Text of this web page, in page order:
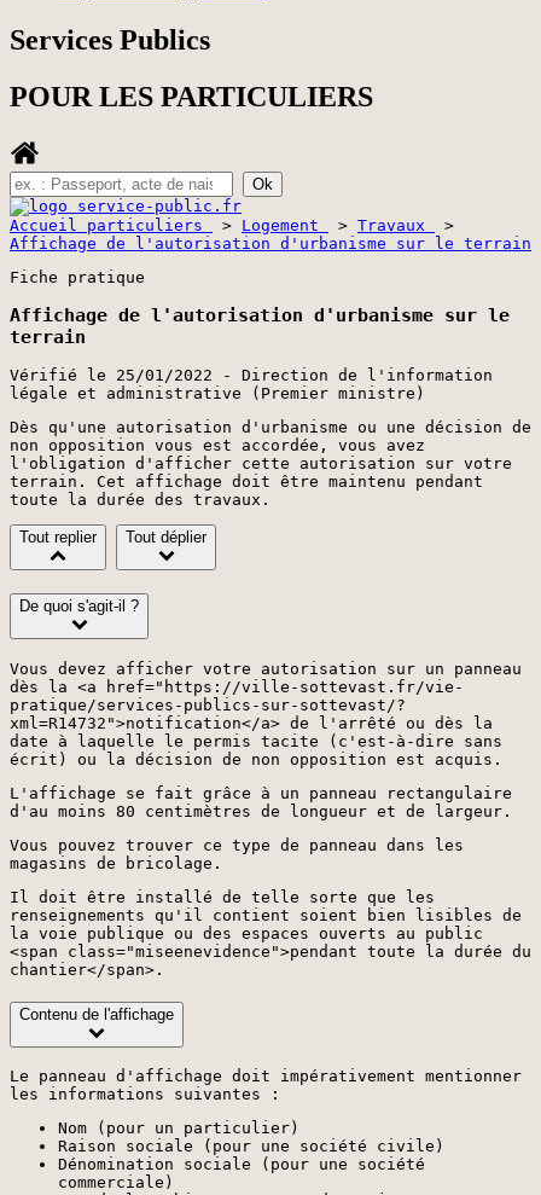
Services Publics
POUR LES PARTICULIERS
Accueil particuliers > Logement > Travaux
>
Affichage de l'autorisation d'urbanisme sur le terrain
Fiche pratique
Affichage de l'autorisation d'urbanisme sur le
terrain
Vérifié le 25/01/2022 - Direction de l'information
légale et administrative (Premier ministre)
Dès qu'une autorisation d'urbanisme ou une décision de
non opposition vous est accordée, vous avez
l'obligation d'afficher cette autorisation sur votre
terrain. Cet affichage doit être maintenu pendant
toute la durée des travaux.
Tout replier Tout déplier
De quoi s'agit-il ?
Vous devez afficher votre autorisation sur un panneau
dès la <a href="https://ville-sottevast.fr/vie-
pratique/services-publics-sur-sottevast/?
xml=R14732">notification</a> de l'arrêté ou dès la
date à laquelle le permis tacite (c'est-à-dire sans
écrit) ou la décision de non opposition est acquis.
L'affichage se fait grâce à un panneau rectangulaire
d'au moins 80 centimètres de longueur et de largeur.
Vous pouvez trouver ce type de panneau dans les
magasins de bricolage.
Il doit être installé de telle sorte que les
renseignements qu'il contient soient bien lisibles de
la voie publique ou des espaces ouverts au public
<span class="miseenevidence">pendant toute la durée du
chantier</span>.
Contenu de l'affichage
Le panneau d'affichage doit impérativement mentionner
les informations suivantes :
Nom (pour un particulier)
Raison sociale (pour une société civile)
Dénomination sociale (pour une société
commerciale)